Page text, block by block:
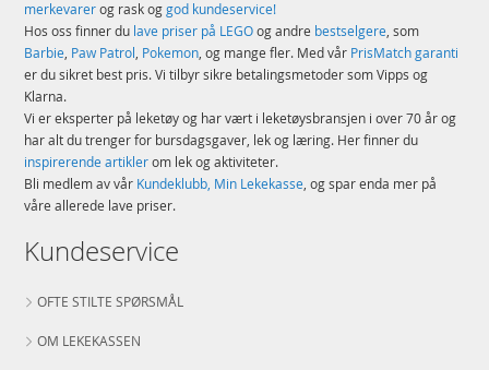
merkevarerog rask oggod kundeservice!
Hos oss finner du lave priser på LEGOog andre bestselgere, som
Barbie, Paw Patrol, Pokemon, og mange fler. Med vår PrisMatch garanti
er du sikret best pris. Vi tilbyr sikre betalingsmetoder som Vipps og
Klarna.
Vi er eksperter på leketøy og har vært i leketøysbransjen i over 70 år og
har alt du trenger for bursdagsgaver, lek og læring. Her finner du
inspirerende artiklerom lek og aktiviteter.
Bli medlem av vår Kundeklubb, Min Lekekasse, og spar enda mer på
våre allerede lave priser.
Kundeservice
OFTE STILTE SPØRSMÅL
OM LEKEKASSEN